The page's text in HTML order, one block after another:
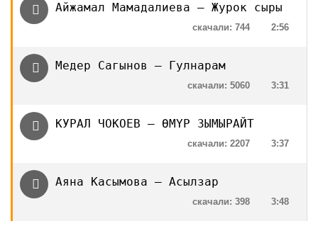
Айжамал Мамадалиева — Журок сыры
2:56
скачали: 744
Медер Сагынов — Гулнарам
3:31
скачали: 5060
КУРАЛ ЧОКОЕВ — ӨМҮР ЗЫМЫРАЙТ
3:37
скачали: 2207
Аяна Касымова — Асылзар
3:48
скачали: 398